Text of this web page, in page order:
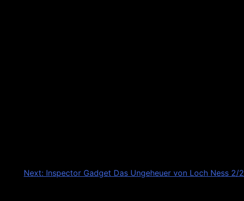
Next: Inspector Gadget Das Ungeheuer von Loch Ness 2/2